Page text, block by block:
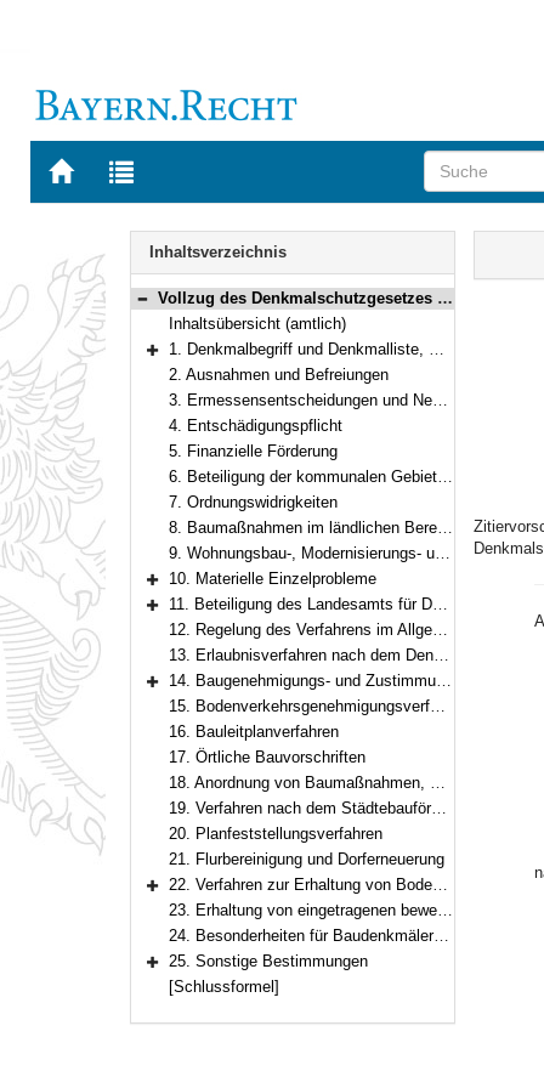
Zur
BAYERN.RECHT
Zur
letzten
Navigation
Inhaltsverzeichnis
Bereich reduzieren
Vollzug des Denkmalschutzgesetzes und baurechtlicher Vorschriften
Inhaltsübersicht (amtlich)
Bereich erweitern
1. Denkmalbegriff und Denkmalliste, Nähe von Baudenkmälern
2. Ausnahmen und Befreiungen
3. Ermessensentscheidungen und Nebenbestimmungen
4. Entschädigungspflicht
5. Finanzielle Förderung
6. Beteiligung der kommunalen Gebietskörperschaften an den Kosten der Denkmalpflege
7. Ordnungswidrigkeiten
8. Baumaßnahmen im ländlichen Bereich
9. Wohnungsbau-, Modernisierungs- und Städtebauförderung
Bereich erweitern
10. Materielle Einzelprobleme
Bereich erweitern
11. Beteiligung des Landesamts für Denkmalpflege
12. Regelung des Verfahrens im Allgemeinen und Behördensprechtag
13. Erlaubnisverfahren nach dem Denkmalschutzgesetz für Denkmäler und Anlagen in der Nähe von Baudenkmälern
Bereich erweitern
14. Baugenehmigungs- und Zustimmungsverfahren
15. Bodenverkehrsgenehmigungsverfahren
16. Bauleitplanverfahren
17. Örtliche Bauvorschriften
18. Anordnung von Baumaßnahmen, Nutzungs-, Abbruch- und Erhaltungsgeboten nach dem Bundesbaugesetz; Anordnungen nach Art. 63 Abs. 5 und 6, Art. 82 BayBO; Anordnungen nach Art. 4, 15 Abs. 3 DSchG
19. Verfahren nach dem Städtebauförderungsgesetz
20. Planfeststellungsverfahren
21. Flurbereinigung und Dorferneuerung
Bereich erweitern
22. Verfahren zur Erhaltung von Bodendenkmälern im Sinn des Art. 1 Abs. 4 DSchG
23. Erhaltung von eingetragenen beweglichen Denkmälern
24. Besonderheiten für Baudenkmäler zu gottesdienstlichen Zwecken
Bereich erweitern
25. Sonstige Bestimmungen
[Schlussformel]